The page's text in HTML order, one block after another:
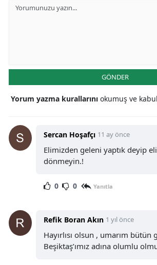
GÖNDER
Yorum yazma kurallarını okumuş ve kabul
Sercan Hoşafçı 11 ay önce
Elimizden geleni yaptık deyip
dönmeyin.!
0 0 Yanıtla
Refik Boran Akın 1 yıl önce
Hayırlısı olsun , umarım bütün
Beşiktaş’ımız adına olumlu